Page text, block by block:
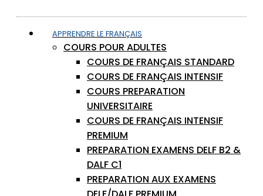
APPRENDRE LE FRANÇAIS
COURS POUR ADULTES
COURS DE FRANÇAIS STANDARD
COURS DE FRANÇAIS INTENSIF
COURS PREPARATION
UNIVERSITAIRE
COURS DE FRANÇAIS INTENSIF
PREMIUM
PREPARATION EXAMENS DELF B2 &
DALF C1
PREPARATION AUX EXAMENS